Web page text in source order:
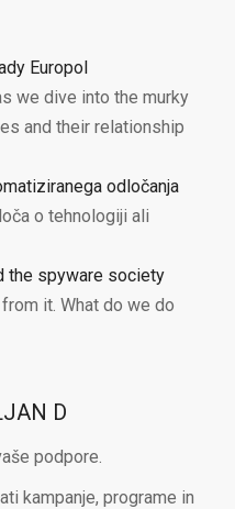
Europol
we dive into the murky
and their relationship
odločanja
o tehnologiji ali
the spyware society
it. What do we do
D
podpore.
kampanje, programe in